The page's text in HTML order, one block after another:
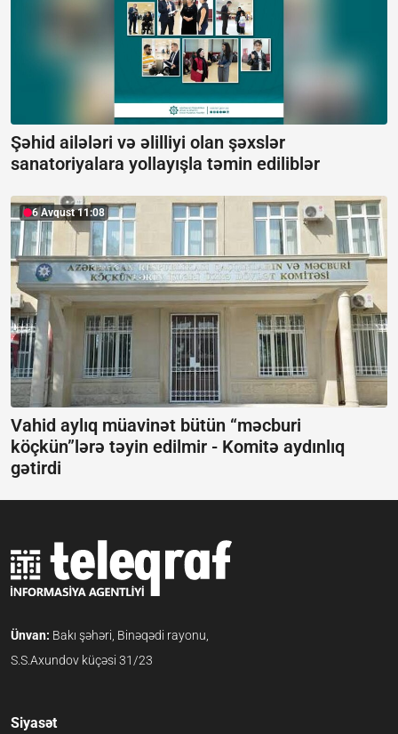
Şəhid ailələri və əlilliyi olan şəxslər
sanatoriyalara yollayışla təmin ediliblər
6 Avqust 11:08
Vahid aylıq müavinət bütün “məcburi
köçkün”lərə təyin edilmir - Komitə aydınlıq
gətirdi
Ünvan: Bakı şəhəri, Binəqədi rayonu,
S.S.Axundov küçəsi 31/23
Siyasət